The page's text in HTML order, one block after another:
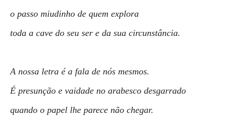
o passo miudinho de quem explora
toda a cave do seu ser e da sua circunstância.
A nossa letra é a fala de nós mesmos.
É presunção e vaidade no arabesco desgarrado
quando o papel lhe parece não chegar.